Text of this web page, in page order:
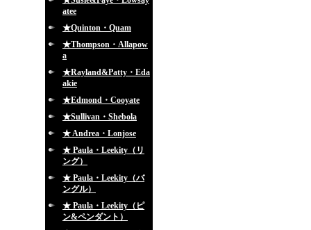
atee
★Quinton・Quam
★Thompson・Allapow
a
★Rayland&Patty・Eda
akie
★Edmond・Cooyate
★Sullivan・Shebola
★ Andrea・Lonjose
★ Paula・Leekity（リ
ング）
★ Paula・Leekity（バ
ングル）
★ Paula・Leekity（ピ
ン&ペンダント）